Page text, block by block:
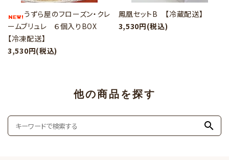
うずら屋のフローズン・クレ
ームブリュレ ６個入りBOX
【冷凍配送】
3,530円(税込)
鳳凰セットB 【冷蔵配送】
3,530円(税込)
他の商品を探す
search